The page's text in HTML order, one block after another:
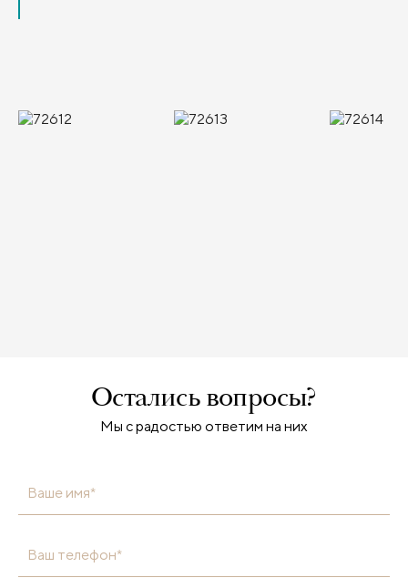
Остались вопросы?
Мы с радостью ответим на них
Ваше имя*
Ваш телефон*